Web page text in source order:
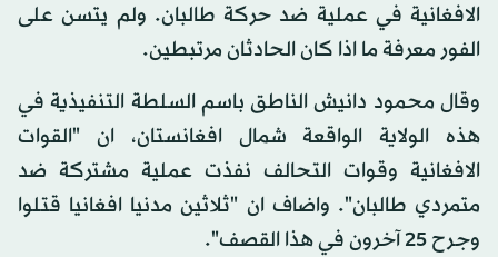
الافغانية في عملية ضد حركة طالبان. ولم يتسن على
الفور معرفة ما اذا كان الحادثان مرتبطين.
وقال محمود دانيش الناطق باسم السلطة التنفيذية في
هذه الولاية الواقعة شمال افغانستان، ان "القوات
الافغانية وقوات التحالف نفذت عملية مشتركة ضد
متمردي طالبان". واضاف ان "ثلاثين مدنيا افغانيا قتلوا
وجرح 25 آخرون في هذا القصف".